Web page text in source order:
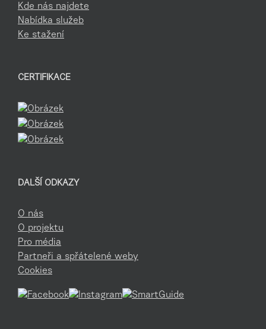
Kde nás najdete
Nabídka služeb
Ke stažení
CERTIFIKACE
DALŠÍ ODKAZY
O nás
O projektu
Pro média
Partneři a spřátelené weby
Cookies